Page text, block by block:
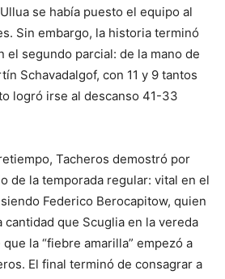
se había puesto el equipo al
Sin embargo, la historia terminó
el segundo parcial: de la mano de
Schavadalgof, con 11 y 9 tantos
logró irse al descanso 41-33
Tacheros demostró por
de la temporada regular: vital en el
Federico Berocapitow, quien
cantidad que Scuglia en la vereda
la “fiebre amarilla” empezó a
El final terminó de consagrar a